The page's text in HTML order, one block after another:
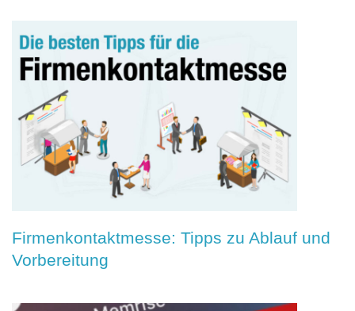
Firmenkontaktmesse: Tipps zu Ablauf und
Vorbereitung